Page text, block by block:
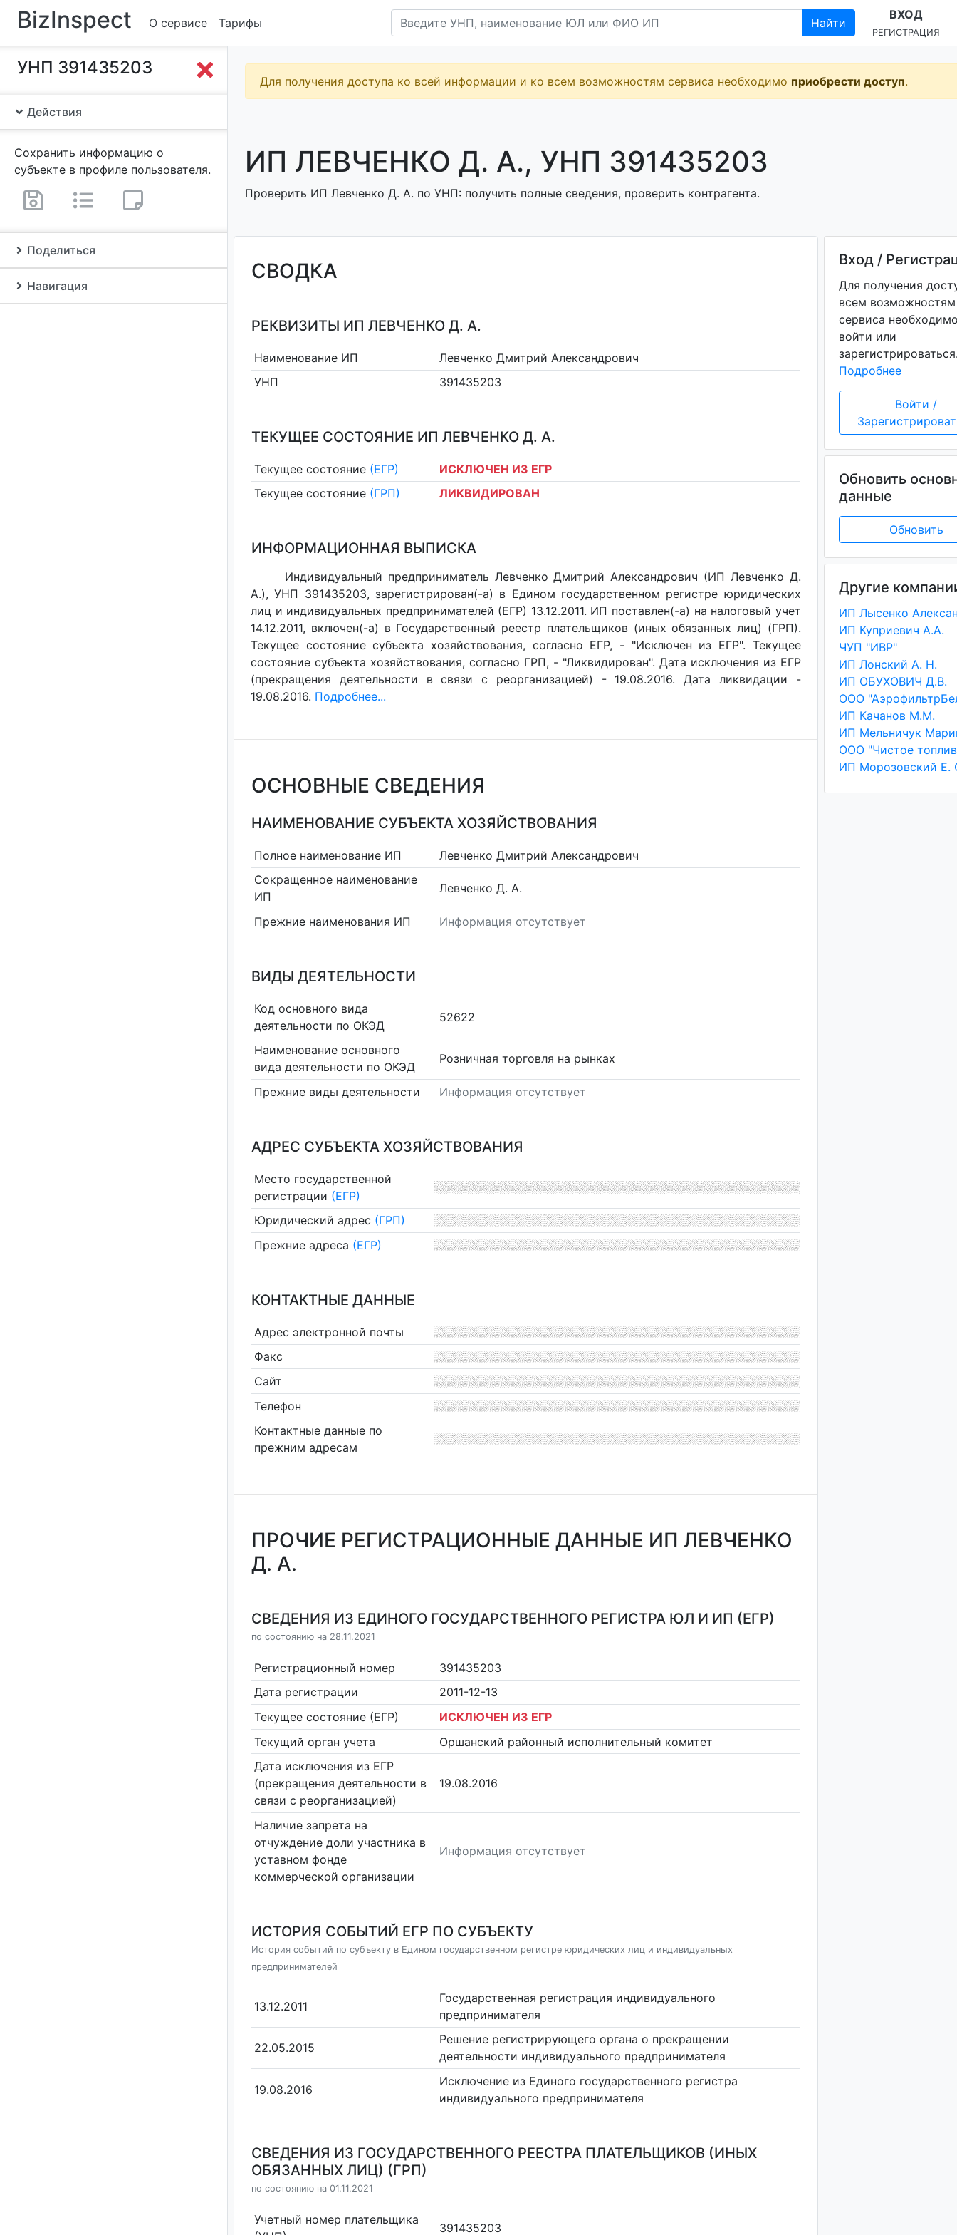
BizInspect О сервисе Тарифы Найти
ВХОД
РЕГИСТРАЦИЯ
УНП 391435203
Действия
Сохранить информацию о
субъекте в профиле пользователя.
Поделиться
Навигация
Для получения доступа ко всей информации и ко всем возможностям сервиса необходимо приобрести доступ.
ИП ЛЕВЧЕНКО Д. А., УНП 391435203
Проверить ИП Левченко Д. А. по УНП: получить полные сведения, проверить контрагента.
СВОДКА
РЕКВИЗИТЫ ИП ЛЕВЧЕНКО Д. А.
Наименование ИП
Левченко Дмитрий Александрович
УНП
391435203
ТЕКУЩЕЕ СОСТОЯНИЕ ИП ЛЕВЧЕНКО Д. А.
Текущее состояние (ЕГР)
ИСКЛЮЧЕН ИЗ ЕГР
Текущее состояние (ГРП) ЛИКВИДИРОВАН
ИНФОРМАЦИОННАЯ ВЫПИСКА
Индивидуальный предприниматель Левченко Дмитрий Александрович (ИП Левченко Д.
А.), УНП 391435203, зарегистрирован(-а) в Едином государственном регистре юридических
лиц и индивидуальных предпринимателей (ЕГР) 13.12.2011. ИП поставлен(-a) на налоговый учет
14.12.2011, включен(-a) в Государственный реестр плательщиков (иных обязанных лиц) (ГРП).
Текущее состояние субъекта хозяйствования, согласно ЕГР, - "Исключен из ЕГР". Текущее
состояние субъекта хозяйствования, согласно ГРП, - "Ликвидирован". Дата исключения из ЕГР
(прекращения деятельности в связи с реорганизацией) - 19.08.2016. Дата ликвидации -
19.08.2016. Подробнее...
ОСНОВНЫЕ СВЕДЕНИЯ
НАИМЕНОВАНИЕ СУБЪЕКТА ХОЗЯЙСТВОВАНИЯ
Полное наименование ИП
Левченко Дмитрий Александрович
Сокращенное наименование
ИП
Левченко Д. А.
Прежние наименования ИП Информация отсутствует
ВИДЫ ДЕЯТЕЛЬНОСТИ
Код основного вида
деятельности по ОКЭД
52622
Наименование основного
вида деятельности по ОКЭД
Розничная торговля на рынках
Прежние виды деятельности Информация отсутствует
АДРЕС СУБЪЕКТА ХОЗЯЙСТВОВАНИЯ
Место государственной
регистрации (ЕГР)
Юридический адрес (ГРП)
Прежние адреса (ЕГР)
КОНТАКТНЫЕ ДАННЫЕ
Адрес электронной почты
Факс
Сайт
Телефон
Контактные данные по
прежним адресам
ПРОЧИЕ РЕГИСТРАЦИОННЫЕ ДАННЫЕ ИП ЛЕВЧЕНКО
Д. А.
СВЕДЕНИЯ ИЗ ЕДИНОГО ГОСУДАРСТВЕННОГО РЕГИСТРА ЮЛ И ИП (ЕГР)
по состоянию на 28.11.2021
Регистрационный номер
391435203
Дата регистрации
2011-12-13
Текущее состояние (ЕГР)
ИСКЛЮЧЕН ИЗ ЕГР
Текущий орган учета
Оршанский районный исполнительный комитет
Дата исключения из ЕГР
(прекращения деятельности в
связи с реорганизацией)
19.08.2016
Наличие запрета на
отчуждение доли участника в
уставном фонде
коммерческой организации
Информация отсутствует
ИСТОРИЯ СОБЫТИЙ ЕГР ПО СУБЪЕКТУ
История событий по субъекту в Едином государственном регистре юридических лиц и индивидуальных
предпринимателей
13.12.2011
Государственная регистрация индивидуального
предпринимателя
22.05.2015
Решение регистрирующего органа о прекращении
деятельности индивидуального предпринимателя
19.08.2016
Исключение из Единого государственного регистра
индивидуального предпринимателя
СВЕДЕНИЯ ИЗ ГОСУДАРСТВЕННОГО РЕЕСТРА ПЛАТЕЛЬЩИКОВ (ИНЫХ
ОБЯЗАННЫХ ЛИЦ) (ГРП)
по состоянию на 01.11.2021
Учетный номер плательщика
391435203
Вход /
Для получения
всем возможностям
сервиса
войти или
Подробнее
Войти /
Обновить
данные
Обновить
Другие
ИП Куприевич А.А.
ЧУП "ИВР"
ИП Лонский А. Н.
ИП ОБУХОВИЧ Д.В.
ООО
ИП Качанов М.М.
ООО "Чистое
ИП Морозовский Е.